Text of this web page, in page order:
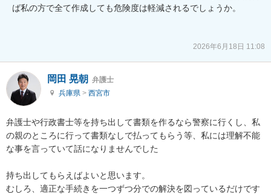
ば私の方で全て作成しても危険度は軽減されるでしょうか。
2026年6月18日 11:08
岡田 晃朝 弁護士
兵庫県 > 西宮市
弁護士や行政書士等を持ち出して書類を作るなら警察に行くし、私
の親のところに行って書類なしで払ってもらう等、私には理解不能
な事を言っていて話になりませんでした
持ち出してもらえばよいと思います。
むしろ、適正な手続きを一つずつ分での解決を図っているだけです